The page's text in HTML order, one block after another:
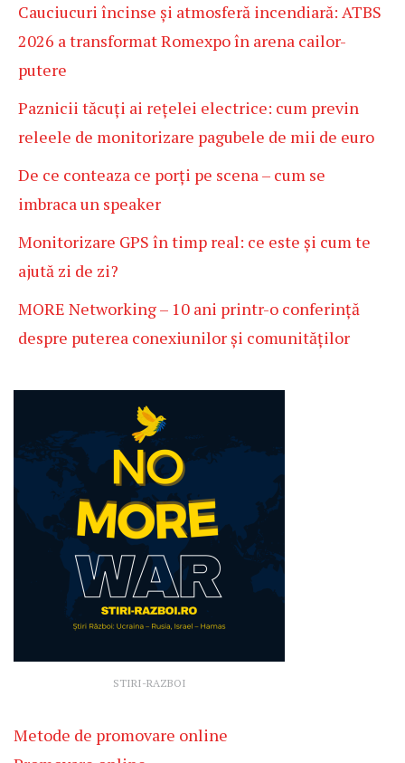
Cauciucuri încinse și atmosferă incendiară: ATBS
2026 a transformat Romexpo în arena cailor-
putere
Paznicii tăcuți ai rețelei electrice: cum previn
releele de monitorizare pagubele de mii de euro
De ce conteaza ce porți pe scena – cum se
imbraca un speaker
Monitorizare GPS în timp real: ce este și cum te
ajută zi de zi?
MORE Networking – 10 ani printr-o conferință
despre puterea conexiunilor și comunităților
STIRI-RAZBOI
Metode de promovare online